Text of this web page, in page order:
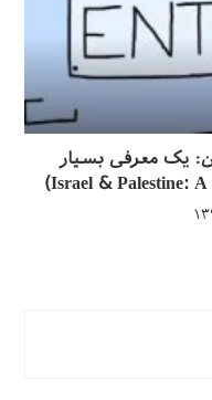
یک معرفی بسیار